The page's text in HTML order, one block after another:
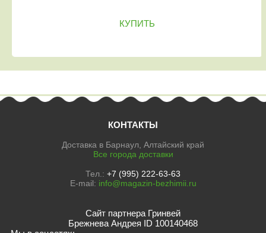
КУПИТЬ
КОНТАКТЫ
Доставка в Барнаул, Алтайский край
Все города доставки
Тел.: +7 (995) 222-63-63
E-mail: info@magazin-bezhimii.ru
Сайт партнера Гринвей
Брежнева Андрея ID 100140468